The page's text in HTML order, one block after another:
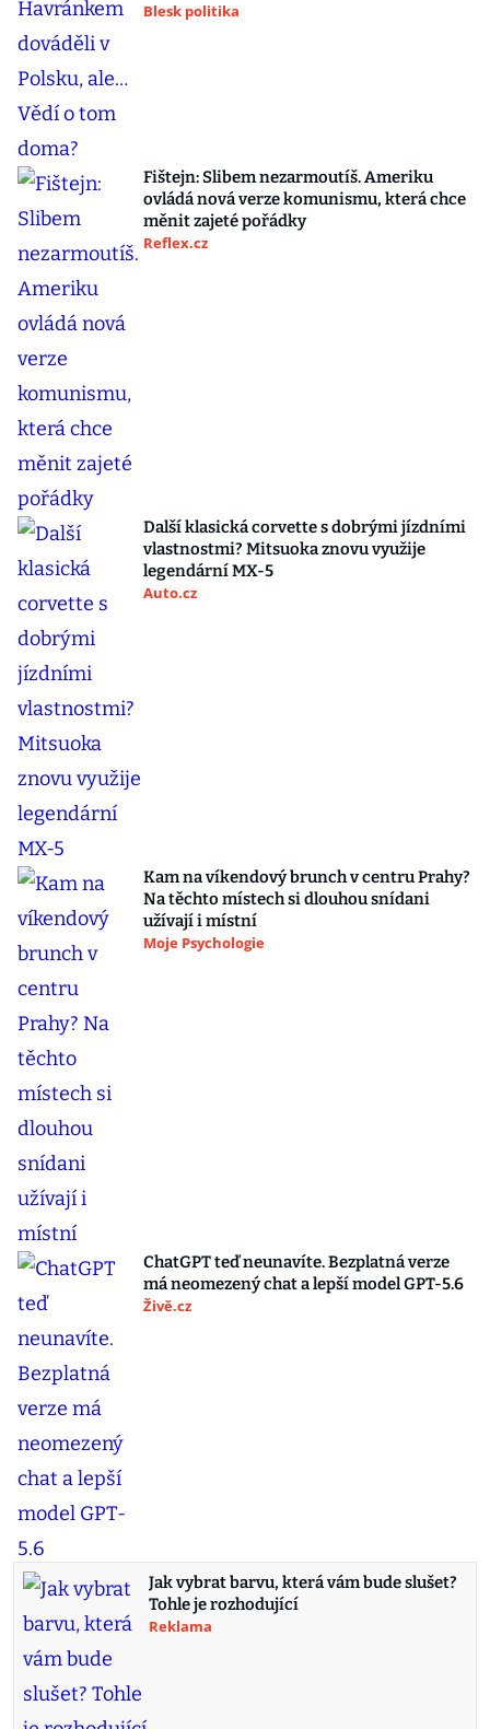
Blesk politika
Fištejn: Slibem nezarmoutíš. Ameriku
ovládá nová verze komunismu, která chce
měnit zajeté pořádky
Reflex.cz
Další klasická corvette s dobrými jízdními
vlastnostmi? Mitsuoka znovu využije
legendární MX-5
Auto.cz
Kam na víkendový brunch v centru Prahy?
Na těchto místech si dlouhou snídani
užívají i místní
Moje Psychologie
ChatGPT teď neunavíte. Bezplatná verze
má neomezený chat a lepší model GPT-5.6
Živě.cz
Jak vybrat barvu, která vám bude slušet?
Tohle je rozhodující
Reklama